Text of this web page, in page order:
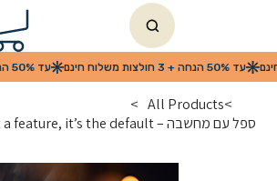
>
All Products
>